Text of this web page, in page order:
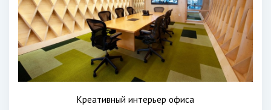
Креативный интерьер офиса